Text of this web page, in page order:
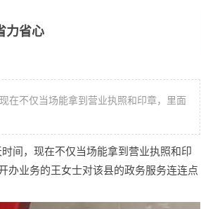
力省心
在不仅当场能拿到营业执照和印章，里面
间，现在不仅当场能拿到营业执照和印
办业务的王女士对该县的政务服务连连点